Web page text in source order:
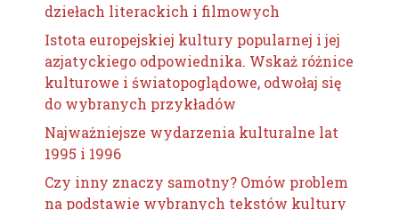
dziełach literackich i filmowych
Istota europejskiej kultury popularnej i jej
azjatyckiego odpowiednika. Wskaż różnice
kulturowe i światopoglądowe, odwołaj się
do wybranych przykładów
Najważniejsze wydarzenia kulturalne lat
1995 i 1996
Czy inny znaczy samotny? Omów problem
na podstawie wybranych tekstów kultury